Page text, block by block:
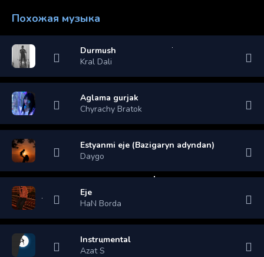
Похожая музыка
Durmush
Kral Dali
Aglama gurjak
Chyrachy Bratok
Estyanmi eje (Bazigaryn adyndan)
Daygo
Eje
HaN Borda
Instrumental
Azat S